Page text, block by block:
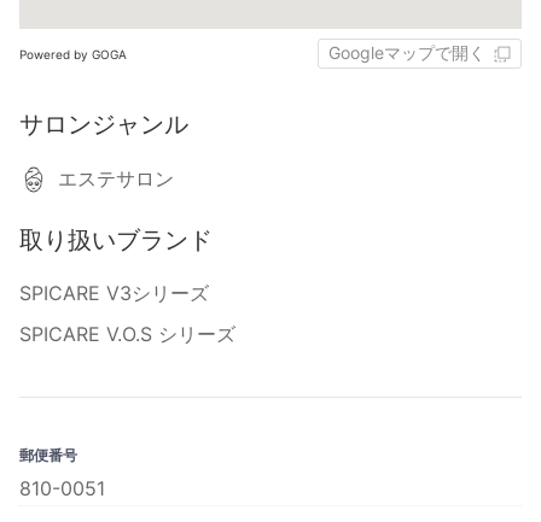
Powered by GOGA Googleマップで開く
サロンジャンル
エステサロン
取り扱いブランド
SPICARE V3シリーズ
SPICARE V.O.S シリーズ
郵便番号
810-0051